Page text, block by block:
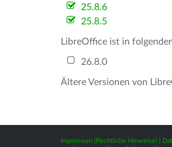
25.8.6
25.8.5
LibreOffice ist in
26.8.0
Ältere Versionen von
Impressum (Rechtliche Hinweise)